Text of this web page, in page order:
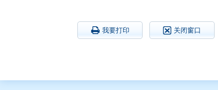
我要打印 关闭窗口